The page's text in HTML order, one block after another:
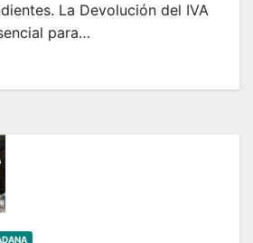
La Devolución del IVA
para…